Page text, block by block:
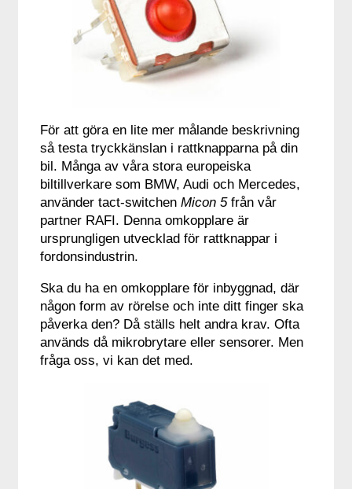
För att göra en lite mer målande beskrivning
så testa tryckkänslan i rattknapparna på din
bil. Många av våra stora europeiska
biltillverkare som BMW, Audi och Mercedes,
använder tact-switchen Micon 5från vår
partner RAFI. Denna omkopplare är
ursprungligen utvecklad för rattknappar i
fordonsindustrin.
Ska du ha en omkopplare för inbyggnad, där
någon form av rörelse och inte ditt finger ska
påverka den? Då ställs helt andra krav. Ofta
används då mikrobrytare eller sensorer. Men
fråga oss, vi kan det med.